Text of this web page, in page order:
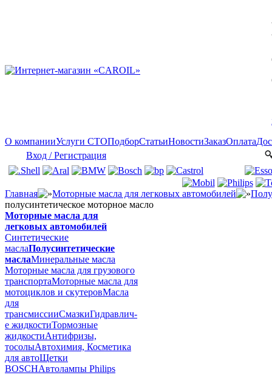
О компанииУслуги СТОПодборСтатьиНовостиЗаказОплата
Вход / Регистрация
Главная Моторные масла для легковых автомобилей
полусинтетическое моторное масло
Моторные масла для
легковых автомобилей
Синтетические
маслаПолусинтетические
маслаМинеральные масла
Моторные масла для грузового
транспортаМоторные масла для
мотоциклов и скутеровМасла
для
трансмиссииСмазкиГидравлич-
е жидкостиТормозные
жидкостиАнтифризы,
тосолыАвтохимия, Косметика
для автоЩетки
BOSCHАвтолампы Philips